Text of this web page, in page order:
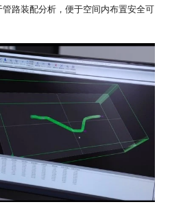
路装配分析，便于空间内布置安全可